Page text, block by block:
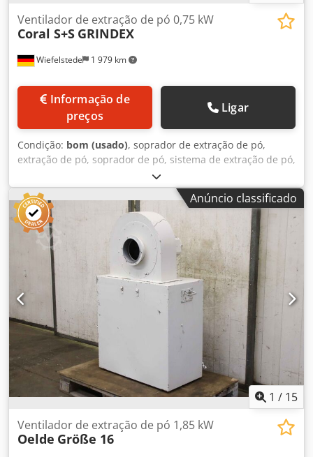
Wiefelstede 1 979 km
Ventilador de extração de pó 0,75 kW
Coral S+S GRINDEX
preços
Ligar
Condição: bom (usado), soprador de extração de pó,
extração de pó, soprador de pó, sistema de extração de pó,
soprador de pó, unidade de extração de pó, filtro de fumos
de soldadura, extração de fumos de soldadura, ventilador
de extração de fumos -Fabricante: Coral, sistema de filtro
de extração de pó de moagem a seco tipo GRINDEX -
Potência: 0,75 kW / 2810 rpm Dsderw A U Iopfx Ahmeck -
Componentes individuais: ver fotos -Dimensões:
855/750/H1085 mm -Peso: 120 kg
Anúncio classificado
1 / 15
Ventilador de extração de pó 1,85 kW
Oelde Größe 16